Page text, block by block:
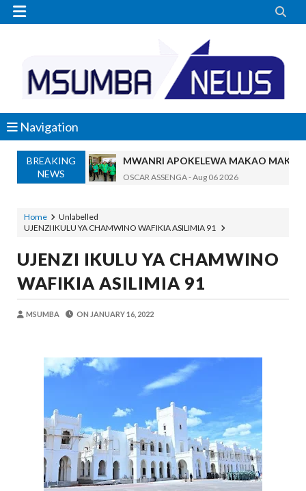
 
Navigation
BREAKING
NEWS
MWANRI APOKELEWA MAKAO
OSCAR ASSENGA-Aug 06 2026
Nilitafuta Mtoto Kwa Zaidi Ya Miaka
NAIBU WAZIRI CHANDE ARIDHISHWA
OSCAR ASSENGA-Aug 06 2026
OSCAR ASSENGA
WMA YAWAFUNDISHA WATOTO
MSUMBA-Aug 06 2026
TBS YAWAHIMIZA WAJASIRIAMALI
OSCAR ASSENGA-Aug 06 2026
NAIBU KATIBU MKUU UJENZI
OSCAR ASSENGA-Aug 06 2026
Maisha Yangu Yalikuwa Kwenye Giza
Zawadi-Aug 06 2026
Home
Unlabelled
UJENZI IKULU YA CHAMWINO WAFIKIA ASILIMIA 91
UJENZI IKULU YA CHAMWINO
WAFIKIA ASILIMIA 91
MSUMBA ON JANUARY 16, 2022